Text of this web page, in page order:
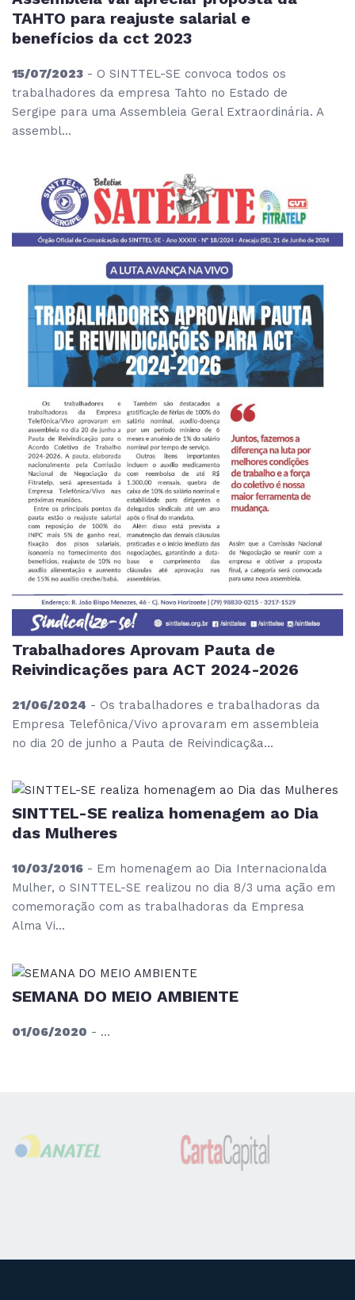
TAHTO para reajuste salarial e
benefícios da cct 2023
15/07/2023 - O SINTTEL-SE convoca todos os
trabalhadores da empresa Tahto no Estado de
Sergipe para uma Assembleia Geral Extraordinária. A
assembl...
Trabalhadores Aprovam Pauta de
Reivindicações para ACT 2024-2026
21/06/2024 - Os trabalhadores e trabalhadoras da
Empresa Telefônica/Vivo aprovaram em assembleia
no dia 20 de junho a Pauta de Reivindicaç&a...
SINTTEL-SE realiza homenagem ao Dia
das Mulheres
10/03/2016 - Em homenagem ao Dia Internacionalda
Mulher, o SINTTEL-SE realizou no dia 8/3 uma ação em
comemoração com as trabalhadoras da Empresa
Alma Vi...
SEMANA DO MEIO AMBIENTE
01/06/2020 - ...